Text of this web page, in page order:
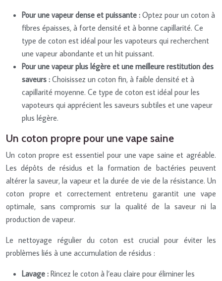
Pour une vapeur dense et puissante : Optez pour un coton à
fibres épaisses, à forte densité et à bonne capillarité. Ce
type de coton est idéal pour les vapoteurs qui recherchent
une vapeur abondante et un hit puissant.
Pour une vapeur plus légère et une meilleure restitution des
saveurs : Choisissez un coton fin, à faible densité et à
capillarité moyenne. Ce type de coton est idéal pour les
vapoteurs qui apprécient les saveurs subtiles et une vapeur
plus légère.
Un coton propre pour une vape saine
Un coton propre est essentiel pour une vape saine et agréable.
Les dépôts de résidus et la formation de bactéries peuvent
altérer la saveur, la vapeur et la durée de vie de la résistance. Un
coton propre et correctement entretenu garantit une vape
optimale, sans compromis sur la qualité de la saveur ni la
production de vapeur.
Le nettoyage régulier du coton est crucial pour éviter les
problèmes liés à une accumulation de résidus :
Lavage : Rincez le coton à l’eau claire pour éliminer les